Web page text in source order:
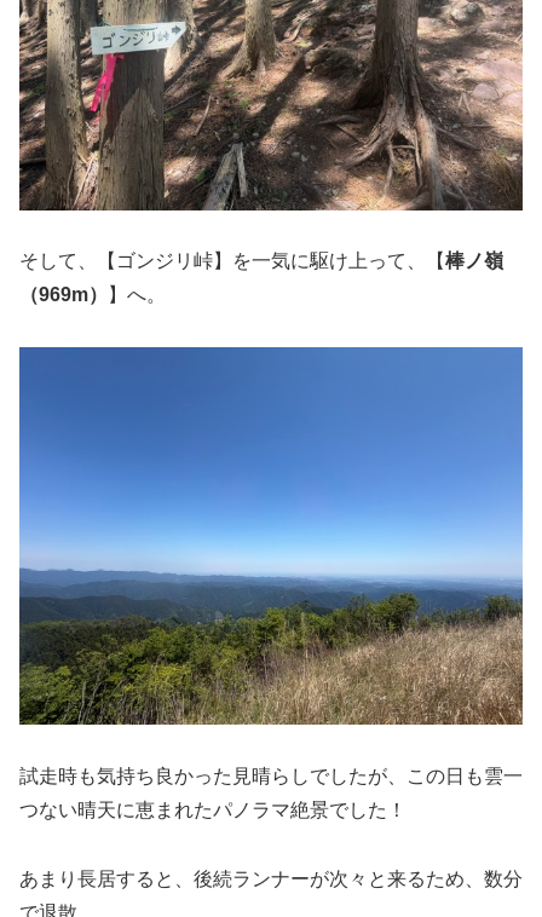
そして、【ゴンジリ峠】を一気に駆け上って、【棒ノ嶺
（969m）
】へ。
試走時も気持ち良かった見晴らしでしたが、この日も雲一
つない晴天に恵まれたパノラマ絶景でした！
あまり長居すると、後続ランナーが次々と来るため、数分
で退散。